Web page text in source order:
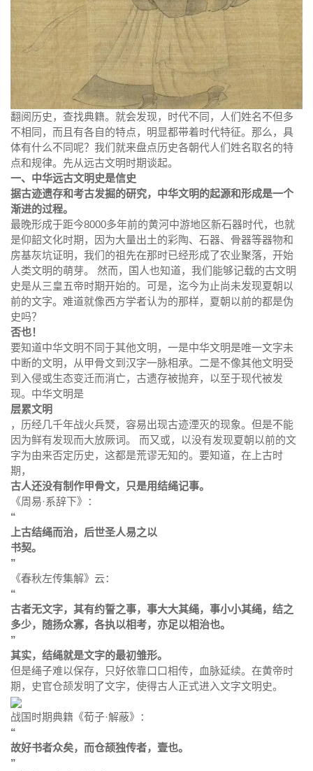
翻阅历史，查找典籍。就会发现，时代不同，人们姓名不但多
不相同，而且有各自的特点，明显都带着时代特征。那么，具
体有什么不同呢？我们就来盘点历史各朝代人们姓名取名的特
点和规律。先从远古文明时期谈起。
一、中华远古文明史是信史
据古迹遗存和考古发掘的研究，中华文明的起源和形成是一个
渐进的过程。
最晚形成于距今8000多年前的黄河中游地区新石器时代，也就
是仰韶文化时期，因为大量出土的彩陶、石器、骨器等器物和
房基灰坑证明，我们的祖先在那时已经形成了农业聚落，开始
人类文明的萌芽。 然而，国人也知道，我们能够记载的古文明
史是从三皇五帝时期开始的。可是，迄今为止尚未发现夏朝以
前的文字。难道就像西方学者认为的那样，夏朝以前的都是伪
史吗？
否也！
要知道中华文明不同于其他文明，一是中华文明是唯一文字未
中断的文明，从甲骨文到汉字一脉相承。二是不像其他文明受
到入侵或生态变迁而消亡，古遗存被抛弃，以至于现代被发
现。中华文明是
层累文明
，历经几千年战火兵燹，容易出现古迹湮灭的现象。但是不能
因为鲜有发现而大放厥词。 而又或，以没有发现夏朝以前的文
字为由来否定历史，这都是荒谬无知的。要知道，在上古时
期，
古人还没有制作甲骨文，只是用结绳记事。
《周易·系辞下》：
“
上古结绳而治，后世圣人易之以
书契。
”
《春秋左传集解》云：
“
古者无文字，其有约誓之事，事大大其绳，事小小其绳，结之
多少，随扬众寡，各执以相考，亦足以相治也。
”
其实，结绳就是文字的最初雏形。
但是绳子难以保存，只好依靠口口相传，血脉延续。在黄帝时
期，史官仓颉发明了文字，使得古人正式进入文字文明史。
战国时期典籍《荀子·解蔽》：
“
故好书者众矣，而仓颉独传者，壹也。
”